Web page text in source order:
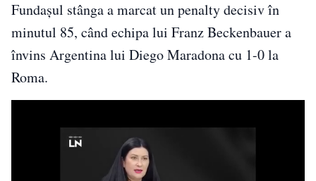
Fundașul stânga a marcat un penalty decisiv în
minutul 85, când echipa lui Franz Beckenbauer a
învins Argentina lui Diego Maradona cu 1-0 la
Roma.